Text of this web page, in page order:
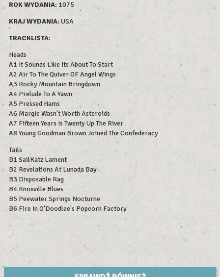
ROK WYDANIA: 1975
KRAJ WYDANIA: USA
TRACKLISTA:
Heads
A1 It Sounds Like Its About To Start
A2 Air To The Quiver OF Angel Wings
A3 Rocky Mountain Bringdown
A4 Prelude To A Yawn
A5 Pressed Hams
A6 Margie Wasn't Worth Asteroids
A7 Fifteen Years Is Twenty Up The River
A8 Young Goodman Brown Joined The Confederacy
Tails
B1 SailKatz Lament
B2 Revelations At Lunada Bay
B3 Disposable Rag
B4 Knoxville Blues
B5 Peewater Springs Nocturne
B6 Fire In O'Doodlee's Popcorn Factory